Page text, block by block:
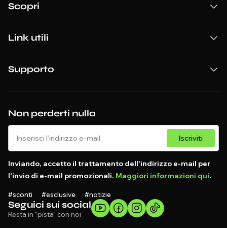
Seguici sui social
Resta in "pista" con noi
Non perderti nulla
Iscriviti
Inviando, accetto il trattamento dell'indirizzo e-mail per
l'invio di e-mail promozionali. Maggiori informazioni qui.
#sconti #esclusive #notizie
Scopri
Link utili
Supporto